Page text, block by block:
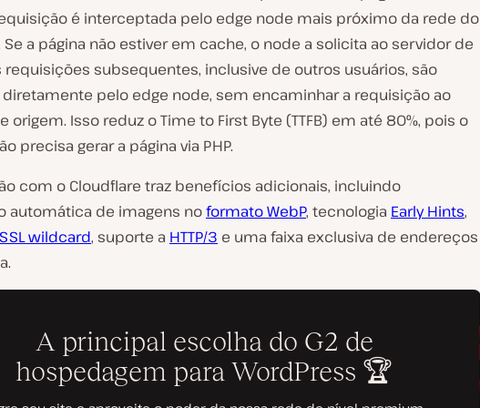
é interceptada pelo edge node mais próximo da rede do
Se a página não estiver em cache, o node a solicita ao servidor de
requisições subsequentes, inclusive de outros usuários, são
pelo edge node, sem encaminhar a requisição ao
origem. Isso reduz o Time to First Byte (TTFB) em até 80%, pois o
precisa gerar a página via PHP.
com o Cloudflare traz benefícios adicionais, incluindo
automática de imagens noformato WebP, tecnologia Early Hints,
SSL wildcard, suporte a HTTP/3 e uma faixa exclusiva de endereços